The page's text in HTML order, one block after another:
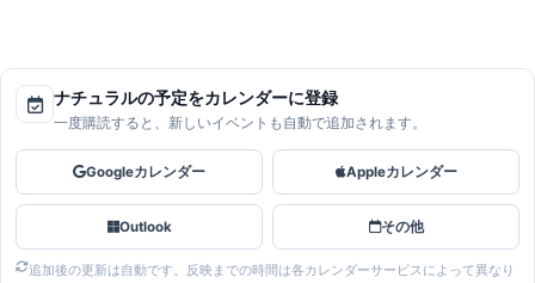
ナチュラルの予定をカレンダーに登録
一度購読すると、新しいイベントも自動で追加されます。
Googleカレンダー Appleカレンダー
Outlook その他
追加後の更新は自動です。反映までの時間は各カレンダーサービスによって異なり